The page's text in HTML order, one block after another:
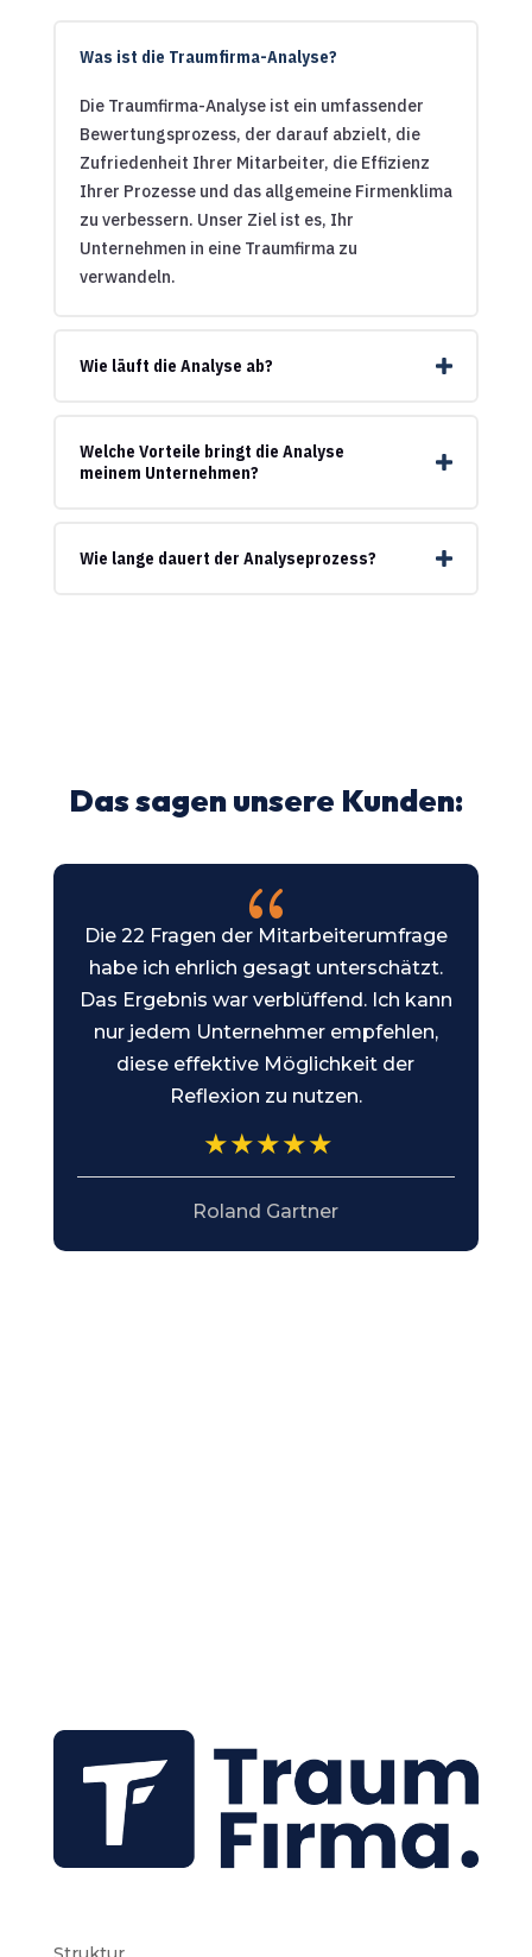
Was ist die Traumfirma-Analyse?
Die Traumfirma-Analyse ist ein umfassender
Bewertungsprozess, der darauf abzielt, die
Zufriedenheit Ihrer Mitarbeiter, die Effizienz
Ihrer Prozesse und das allgemeine Firmenklima
zu verbessern. Unser Ziel ist es, Ihr
Unternehmen in eine Traumfirma zu
verwandeln.
Wie läuft die Analyse ab?
Welche Vorteile bringt die Analyse
meinem Unternehmen?
Wie lange dauert der Analyseprozess?
Das sagen unsere Kunden:
{
Die 22 Fragen der Mitarbeiterumfrage
habe ich ehrlich gesagt unterschätzt.
Das Ergebnis war verblüffend. Ich kann
nur jedem Unternehmer empfehlen,
diese effektive Möglichkeit der
Reflexion zu nutzen.
Roland Gartner